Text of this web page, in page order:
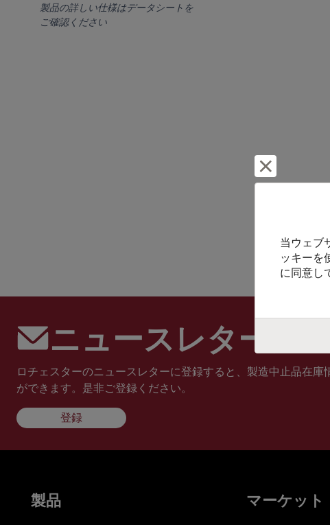
製品の詳しい仕様はデータシートを
ご確認ください
ニュースレターに登
ロチェスターのニュースレターに登録すると、製造中止品在
ができます。是非ご登録ください。
登録
当ウェブ
ッキーを
に同意し
製品 マーケット